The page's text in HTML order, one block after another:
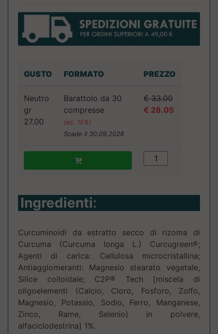
GUSTO FORMATO PREZZO
Neutro
gr
27.00
Barattolo da 30
compresse
(sc. 15%)
Scade il 30.09.2028
€ 33.00
€ 28.05
Ingredienti:
Curcuminoidi da estratto secco di rizoma di
Curcuma (Curcuma longa L.) Curcugreen®;
Agenti di carica: Cellulosa microcristallina;
Antiagglomeranti: Magnesio stearato vegetale,
Silice colloidale; C2P® Tech [miscela di
oligoelementi (Calcio, Cloro, Fosforo, Zolfo,
Magnesio, Potassio, Sodio, Ferro, Manganese,
Zinco, Rame, Selenio) in polvere,
alfaciclodestrina] 1%.